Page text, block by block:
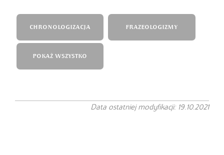
CHRONOLOGIZACJA FRAZEOLOGIZMY
POKAŻ WSZYSTKO
Data ostatniej modyfikacji: 19.10.2021